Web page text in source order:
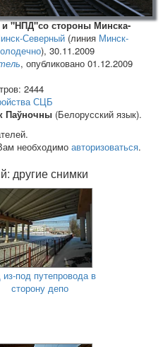
"НПД"со стороны Минска-
Северный (линия Минск-
), 30.11.2009
, опубликовано 01.12.2009
2444
СЦБ
Паўночны (Белорусский язык).
необходимо авторизоваться.
другие снимки
под путепровода в
сторону депо